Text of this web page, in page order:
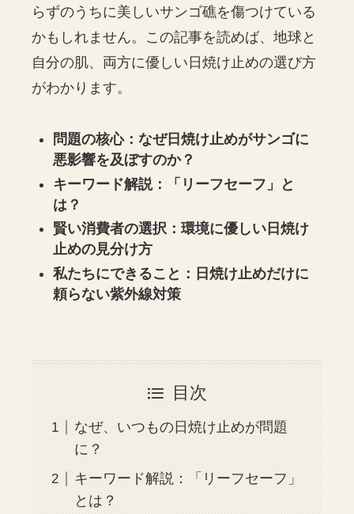
らずのうちに美しいサンゴ礁を傷つけている
かもしれません。この記事を読めば、地球と
自分の肌、両方に優しい日焼け止めの選び方
がわかります。
問題の核心：なぜ日焼け止めがサンゴに
悪影響を及ぼすのか？
キーワード解説：「リーフセーフ」と
は？
賢い消費者の選択：環境に優しい日焼け
止めの見分け方
私たちにできること：日焼け止めだけに
頼らない紫外線対策
目次
なぜ、いつもの日焼け止めが問題
に？
キーワード解説：「リーフセーフ」
とは？